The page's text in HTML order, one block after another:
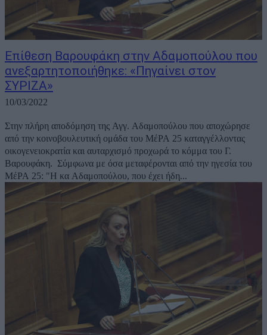
Επίθεση Βαρουφάκη στην Αδαμοπούλου που
ανεξαρτητοποιήθηκε: «Πηγαίνει στον
ΣΥΡΙΖΑ»
10/03/2022
Στην πλήρη αποδόμηση της Αγγ. Αδαμοπούλου που αποχώρησε
από την κοινοβουλευτική ομάδα του ΜέΡΑ 25 καταγγέλλοντας
οικογενειοκρατία και αυταρχισμό προχωρά το κόμμα του Γ.
Βαρουφάκη. Σύμφωνα με όσα μεταφέρονται από την ηγεσία του
ΜέΡΑ 25: "Η κα Αδαμοπούλου, που έχει ήδη...